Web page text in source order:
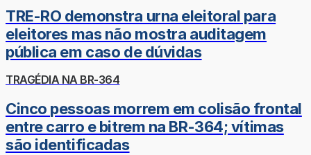
TRE-RO demonstra urna eleitoral para
eleitores mas não mostra auditagem
pública em caso de dúvidas
TRAGÉDIA NA BR-364
Cinco pessoas morrem em colisão frontal
entre carro e bitrem na BR-364; vítimas
são identificadas